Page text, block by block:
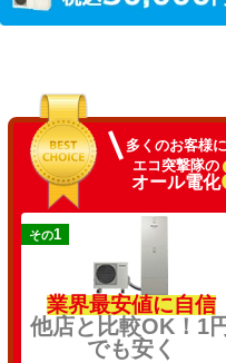
多くのお客様
エコ突撃隊の
オール電化
その1
業界最安値に自信
他店と比較OK！1
でも安く